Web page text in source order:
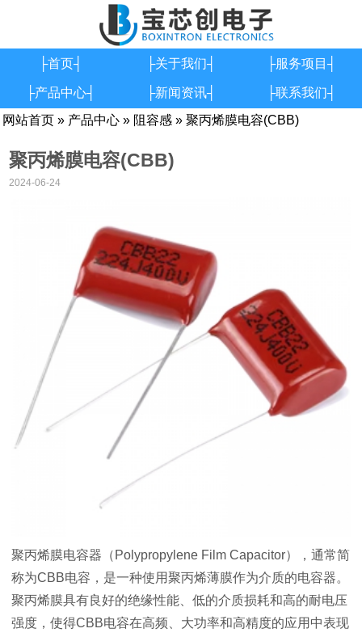
├首页┤ ├关于我们┤ ├服务项目┤
├产品中心┤ ├新闻资讯┤
├联系我们┤
网站首页 » 产品中心 » 阻容感 » 聚丙烯膜电容(CBB)
聚丙烯膜电容(CBB)
2024-06-24
聚丙烯膜电容器（Polypropylene Film Capacitor），通常简
称为CBB电容，是一种使用聚丙烯薄膜作为介质的电容器。
聚丙烯膜具有良好的绝缘性能、低的介质损耗和高的耐电压
强度，使得CBB电容在高频、大功率和高精度的应用中表现